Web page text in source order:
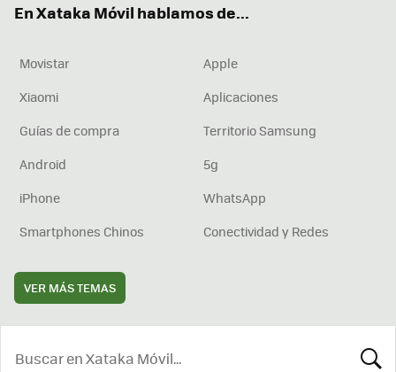
En Xataka Móvil hablamos de...
Movistar
Apple
Xiaomi
Aplicaciones
Guías de compra
Territorio Samsung
Android
5g
iPhone
WhatsApp
Smartphones Chinos
Conectividad y Redes
VER MÁS TEMAS